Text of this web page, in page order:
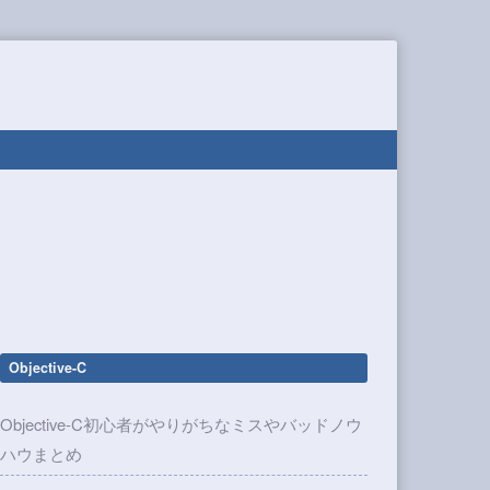
Objective-C
Objective-C初心者がやりがちなミスやバッドノウ
ハウまとめ